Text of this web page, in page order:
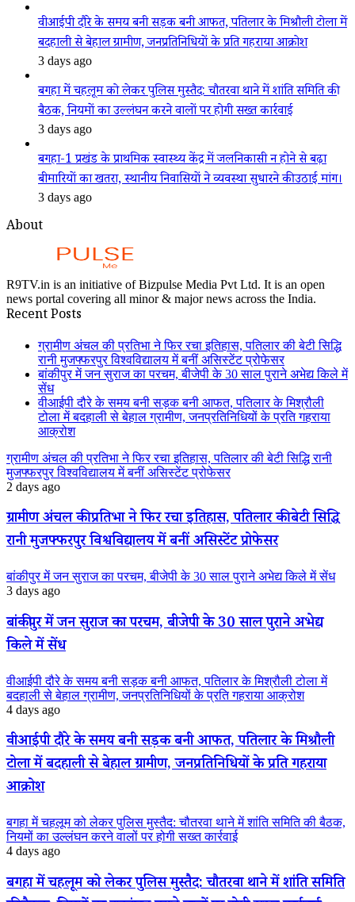
वीआईपी दौरे के समय बनी सड़क बनी आफत, पतिलार के मिश्रौली टोला में
बदहाली से बेहाल ग्रामीण, जनप्रतिनिधियों के प्रति गहराया आक्रोश
3 days ago
बगहा में चहलूम को लेकर पुलिस मुस्तैद: चौतरवा थाने में शांति समिति की
बैठक, नियमों का उल्लंघन करने वालों पर होगी सख्त कार्रवाई
3 days ago
बगहा-1 प्रखंड के प्राथमिक स्वास्थ्य केंद्र में जलनिकासी न होने से बढ़ा
बीमारियों का खतरा, स्थानीय निवासियों ने व्यवस्था सुधारने की उठाई मांग।
3 days ago
About
R9TV.in is an initiative of Bizpulse Media Pvt Ltd. It is an open
news portal covering all minor & major news across the India.
Recent Posts
ग्रामीण अंचल की प्रतिभा ने फिर रचा इतिहास, पतिलार की बेटी सिद्धि
रानी मुजफ्फरपुर विश्वविद्यालय में बनीं असिस्टेंट प्रोफेसर
बांकीपुर में जन सुराज का परचम, बीजेपी के 30 साल पुराने अभेद्य किले में
सेंध
वीआईपी दौरे के समय बनी सड़क बनी आफत, पतिलार के मिश्रौली
टोला में बदहाली से बेहाल ग्रामीण, जनप्रतिनिधियों के प्रति गहराया
आक्रोश
ग्रामीण अंचल की प्रतिभा ने फिर रचा इतिहास, पतिलार की बेटी सिद्धि रानी
मुजफ्फरपुर विश्वविद्यालय में बनीं असिस्टेंट प्रोफेसर
2 days ago
ग्रामीण अंचल की प्रतिभा ने फिर रचा इतिहास, पतिलार की बेटी सिद्धि
रानी मुजफ्फरपुर विश्वविद्यालय में बनीं असिस्टेंट प्रोफेसर
बांकीपुर में जन सुराज का परचम, बीजेपी के 30 साल पुराने अभेद्य किले में सेंध
3 days ago
बांकीपुर में जन सुराज का परचम, बीजेपी के 30 साल पुराने अभेद्य
किले में सेंध
वीआईपी दौरे के समय बनी सड़क बनी आफत, पतिलार के मिश्रौली टोला में
बदहाली से बेहाल ग्रामीण, जनप्रतिनिधियों के प्रति गहराया आक्रोश
4 days ago
वीआईपी दौरे के समय बनी सड़क बनी आफत, पतिलार के मिश्रौली
टोला में बदहाली से बेहाल ग्रामीण, जनप्रतिनिधियों के प्रति गहराया
आक्रोश
बगहा में चहलूम को लेकर पुलिस मुस्तैद: चौतरवा थाने में शांति समिति की बैठक,
नियमों का उल्लंघन करने वालों पर होगी सख्त कार्रवाई
4 days ago
बगहा में चहलूम को लेकर पुलिस मुस्तैद: चौतरवा थाने में शांति समिति